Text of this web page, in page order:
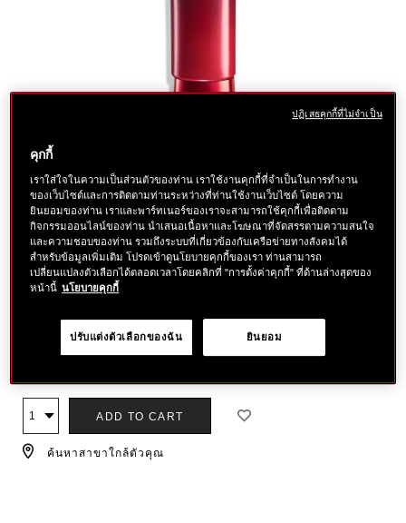
ราย
ละเอียด
https://www.shiseido.co.th/th/ultimune-
power-
infusing-
cream-
10222729101.html
ลำดับ
สินค้า
10222729101
This hand cream from SHISEIDO’s best-selling ULTIMUNE
collection is bursting with natural vitality that nourishes,
moisturizes and protects — courtesy of Multi-Defense Shield
non-sticky texture, lasting smoothness, and relaxing floral
scent in an easy to carry tub.
More Details
ตัว
เลือก
การ
สินค้า
จำนวน ADD TO CART
ค้นหาสาขาใกล้ตัวคุณ
คุกกี้
เราใส่ใจในความเป็นส่วนตัวของท่าน เราใช้งานคุกกี้ที่จำเป็นในการทำงาน
ของเว็บไซต์และการติดตามท่านระหว่างที่ท่านใช้งานเว็บไซต์ โดยความ
ยินยอมของท่าน เราและพาร์ทเนอร์ของเราจะสามารถใช้คุกกี้เพื่อติดตาม
กิจกรรมออนไลน์ของท่าน นำเสนอเนื้อหาและโฆษณาที่จัดสรรตามความสนใจ
และความชอบของท่าน รวมถึงระบบที่เกี่ยวข้องกับเครือข่ายทางสังคมได้
สำหรับข้อมูลเพิ่มเติม โปรดเข้าดูนโยบายคุกกี้ของเรา ท่านสามารถ
เปลี่ยนแปลงตัวเลือกได้ตลอดเวลาโดยคลิกที่ "การตั้งค่าคุกกี้" ที่ด้านล่างสุดของ
หน้านี้ นโยบายคุกกี้
ยินยอม
ปรับแต่งตัวเลือกของฉัน
ปฏิเสธคุกกี้ที่ไม่จำเป็น